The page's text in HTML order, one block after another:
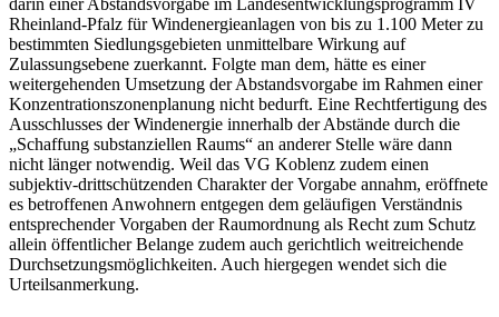
darin einer Abstandsvorgabe im Landesentwicklungsprogramm IV
Rheinland-Pfalz für Windenergieanlagen von bis zu 1.100 Meter zu
bestimmten Siedlungsgebieten unmittelbare Wirkung auf
Zulassungsebene zuerkannt. Folgte man dem, hätte es einer
weitergehenden Umsetzung der Abstandsvorgabe im Rahmen einer
Konzentrationszonenplanung nicht bedurft. Eine Rechtfertigung des
Ausschlusses der Windenergie innerhalb der Abstände durch die
„Schaffung substanziellen Raums“ an anderer Stelle wäre dann
nicht länger notwendig. Weil das VG Koblenz zudem einen
subjektiv-drittschützenden Charakter der Vorgabe annahm, eröffnete
es betroffenen Anwohnern entgegen dem geläufigen Verständnis
entsprechender Vorgaben der Raumordnung als Recht zum Schutz
allein öffentlicher Belange zudem auch gerichtlich weitreichende
Durchsetzungsmöglichkeiten. Auch hiergegen wendet sich die
Urteilsanmerkung.